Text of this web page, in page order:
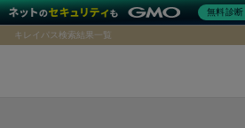
キレイパス検索結果一覧
無料診断